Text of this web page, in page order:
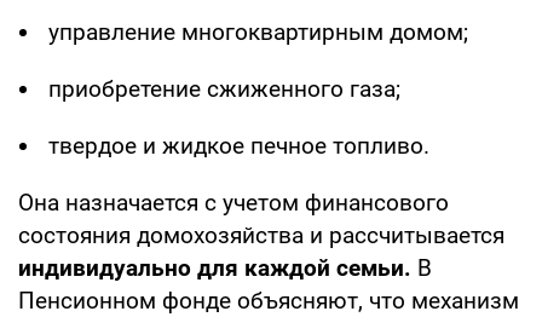
управление многоквартирным домом;
приобретение сжиженного газа;
твердое и жидкое печное топливо.
Она назначается с учетом финансового
состояния домохозяйства и рассчитывается
индивидуально для каждой семьи. В
Пенсионном фонде объясняют, что механизм